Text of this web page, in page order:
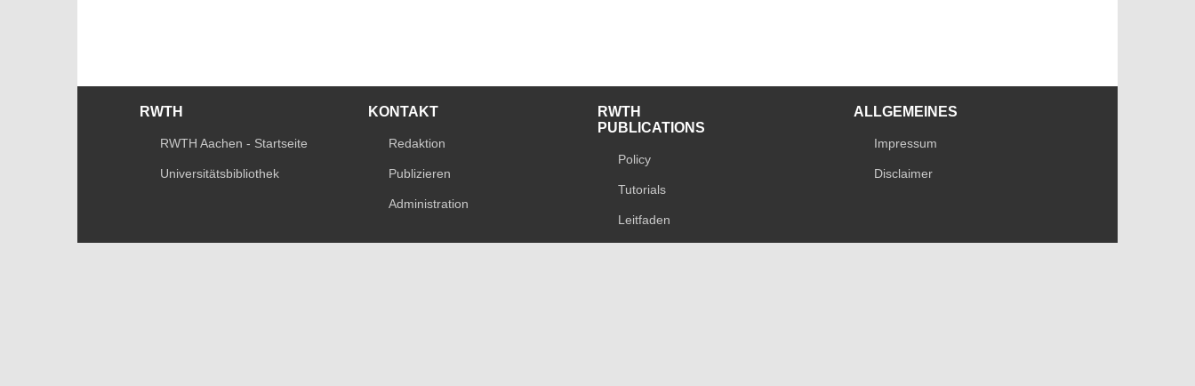
RWTH
RWTH Aachen - Startseite
Universitätsbibliothek
KONTAKT
Redaktion
Publizieren
Administration
RWTH
PUBLICATIONS
Policy
Tutorials
Leitfaden
ALLGEMEINES
Impressum
Disclaimer